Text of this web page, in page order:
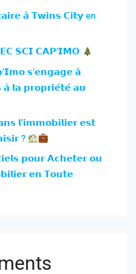
𝗮̀ 𝗧𝘄𝗶𝗻𝘀 𝗖𝗶𝘁𝘆 en
𝗦𝗖𝗜 𝗖𝗔𝗣’𝗜𝗠𝗢
𝘀’𝗲𝗻𝗴𝗮𝗴𝗲 𝗮̀
𝗮̀ 𝗹𝗮 𝗽𝗿𝗼𝗽𝗿𝗶𝗲́𝘁𝗲́ 𝗮𝘂
𝗹’𝗶𝗺𝗺𝗼𝗯𝗶𝗹𝗶𝗲𝗿 𝗲𝘀𝘁
?
𝗽𝗼𝘂𝗿 𝗔𝗰𝗵𝗲𝘁𝗲𝗿 𝗼𝘂
𝗲𝗻 𝗧𝗼𝘂𝘁𝗲